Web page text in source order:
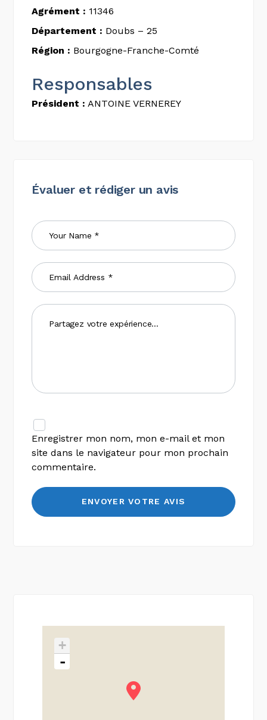
Agrément : 11346
Département : Doubs – 25
Région : Bourgogne-Franche-Comté
Responsables
Président : ANTOINE VERNEREY
Évaluer et rédiger un avis
Enregistrer mon nom, mon e-mail et mon
site dans le navigateur pour mon prochain
commentaire.
+
-